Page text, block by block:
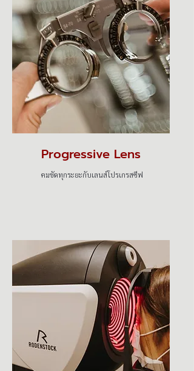
Progressive Lens
คมชัดทุกระยะกับเลนส์โปรเกรสซีฟ